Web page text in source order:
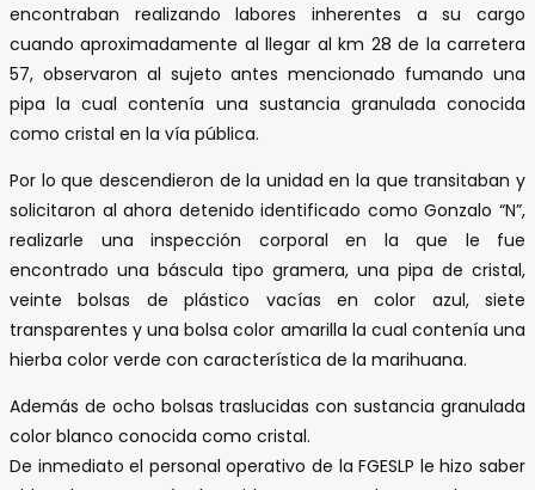
encontraban realizando labores inherentes a su cargo
cuando aproximadamente al llegar al km 28 de la carretera
57, observaron al sujeto antes mencionado fumando una
pipa la cual contenía una sustancia granulada conocida
como cristal en la vía pública.
Por lo que descendieron de la unidad en la que transitaban y
solicitaron al ahora detenido identificado como Gonzalo “N”,
realizarle una inspección corporal en la que le fue
encontrado una báscula tipo gramera, una pipa de cristal,
veinte bolsas de plástico vacías en color azul, siete
transparentes y una bolsa color amarilla la cual contenía una
hierba color verde con característica de la marihuana.
Además de ocho bolsas traslucidas con sustancia granulada
color blanco conocida como cristal.
De inmediato el personal operativo de la FGESLP le hizo saber